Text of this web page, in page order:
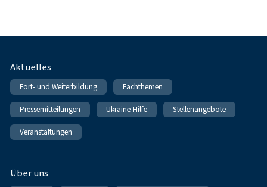
Fußnavigation
Aktuelles
Fort- und Weiterbildung Fachthemen
Pressemitteilungen Ukraine-Hilfe Stellenangebote
Veranstaltungen
Über uns